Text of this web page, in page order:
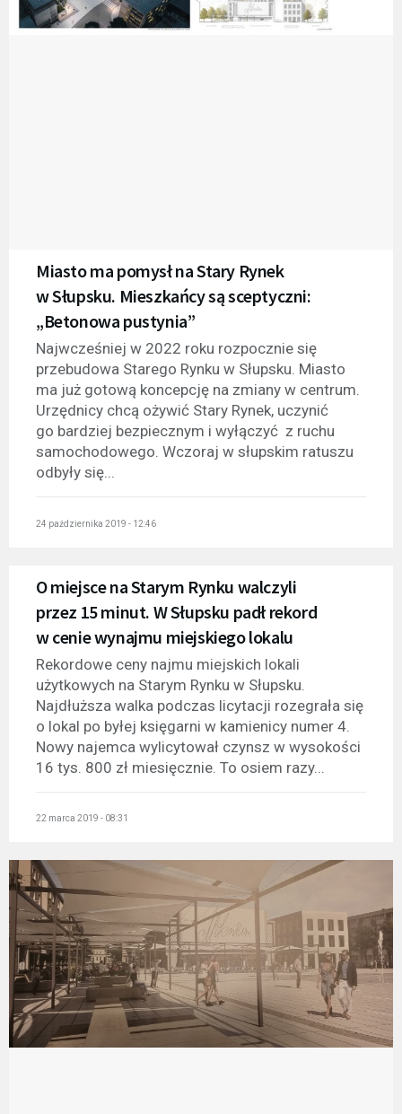
Miasto ma pomysł na Stary Rynek
w Słupsku. Mieszkańcy są sceptyczni:
„Betonowa pustynia”
Najwcześniej w 2022 roku rozpocznie się
przebudowa Starego Rynku w Słupsku. Miasto
ma już gotową koncepcję na zmiany w centrum.
Urzędnicy chcą ożywić Stary Rynek, uczynić
go bardziej bezpiecznym i wyłączyć z ruchu
samochodowego. Wczoraj w słupskim ratuszu
odbyły się...
24 października 2019 - 12:46
O miejsce na Starym Rynku walczyli
przez 15 minut. W Słupsku padł rekord
w cenie wynajmu miejskiego lokalu
Rekordowe ceny najmu miejskich lokali
użytkowych na Starym Rynku w Słupsku.
Najdłuższa walka podczas licytacji rozegrała się
o lokal po byłej księgarni w kamienicy numer 4.
Nowy najemca wylicytował czynsz w wysokości
16 tys. 800 zł miesięcznie. To osiem razy...
22 marca 2019 - 08:31